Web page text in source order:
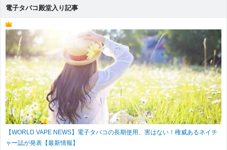
電子タバコ殿堂入り記事
【WORLD VAPE NEWS】電子タバコの長期使用、害はない！権威あるネイチ
ャー誌が発表【最新情報】